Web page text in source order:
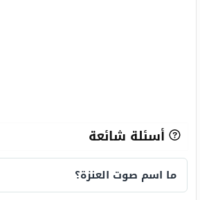
أسئلة شائعة
ما اسم صوت العنزة؟